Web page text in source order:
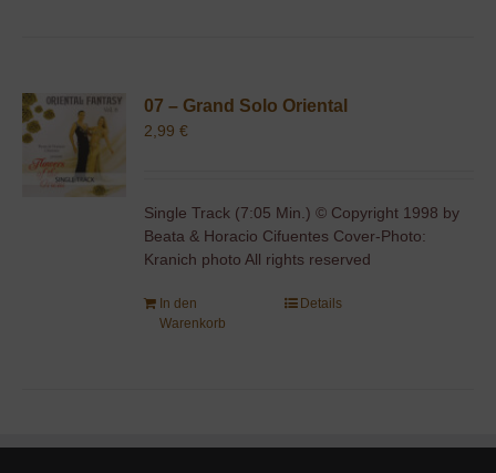
07 – Grand Solo Oriental
2,99€
Single Track (7:05 Min.) © Copyright 1998 by
Beata & Horacio Cifuentes Cover-Photo:
Kranich photo All rights reserved
In den
Warenkorb
Details